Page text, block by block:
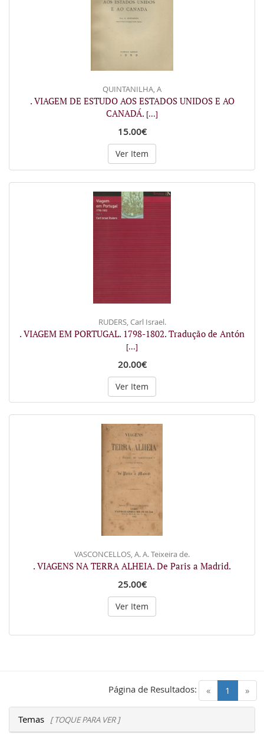
QUINTANILHA, A
. VIAGEM DE ESTUDO AOS ESTADOS UNIDOS E AO
CANADÁ. [...]
15.00€
Ver Item
RUDERS, Carl Israel.
. VIAGEM EM PORTUGAL. 1798-1802. Tradução de Antón
[...]
20.00€
Ver Item
VASCONCELLOS, A. A. Teixeira de.
. VIAGENS NA TERRA ALHEIA. De Paris a Madrid.
25.00€
Ver Item
« 1 (current)
»
Página de Resultados:
Temas [ TOQUE PARA VER ]